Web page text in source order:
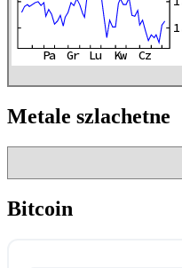
Metale szlachetne
Bitcoin